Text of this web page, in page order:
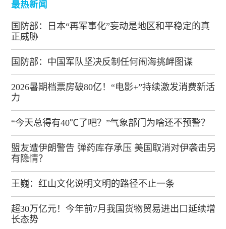
最热新闻
国防部：日本“再军事化”妄动是地区和平稳定的真
正威胁
国防部：中国军队坚决反制任何闹海挑衅图谋
2026暑期档票房破80亿！“电影+”持续激发消费新活
力
“今天总得有40℃了吧？”气象部门为啥还不预警？
盟友遭伊朗警告 弹药库存承压 美国取消对伊袭击另
有隐情？
王巍：红山文化说明文明的路径不止一条
超30万亿元！今年前7月我国货物贸易进出口延续增
长态势